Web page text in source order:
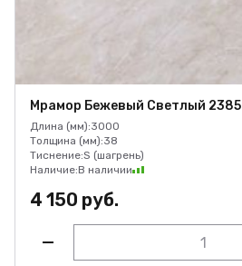
Мрамор Бежевый Светлый 2385
Длина (мм):3000
Толщина (мм):38
Тиснение:S (шагрень)
Наличие:В наличии
4 150 руб.